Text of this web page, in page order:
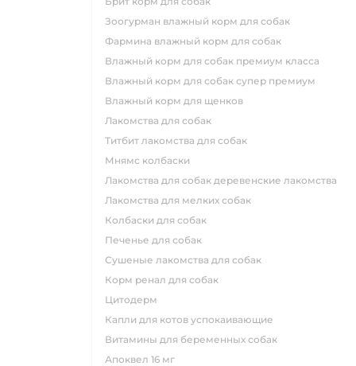
зоогурман влажный корм для собак
фармина влажный корм для собак
влажный корм для собак премиум класса
влажный корм для собак супер премиум
влажный корм для щенков
лакомства для собак
титбит лакомства для собак
мнямс колбаски
лакомства для собак деревенские лакомства
лакомства для мелких собак
колбаски для собак
печенье для собак
сушеные лакомства для собак
корм ренал для собак
цитодерм
капли для котов успокаивающие
витамины для беременных собак
апоквел 16 мг